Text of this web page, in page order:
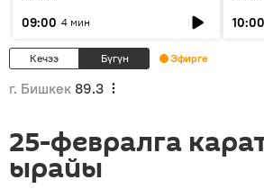
09:00 4 мин
10:00
Кечээ Бүгүн Эфирге
г. Бишкек 89.3
25-февралга
ырайы